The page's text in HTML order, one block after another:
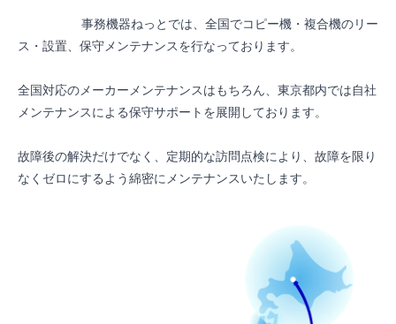
ス・設置、保守メンテナンスを行なっております。
全国対応のメーカーメンテナンスはもちろん、東京都内では自社
メンテナンスによる保守サポートを展開しております。
故障後の解決だけでなく、定期的な訪問点検により、故障を限り
なくゼロにするよう綿密にメンテナンスいたします。